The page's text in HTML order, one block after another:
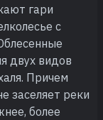
гари
с
двух видов
Причем
заселяет реки
более